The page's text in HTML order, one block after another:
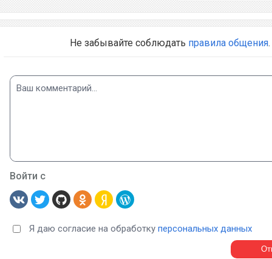
Не забывайте соблюдать правила общения.
Войти с
Я даю согласие на обработку персональных данных